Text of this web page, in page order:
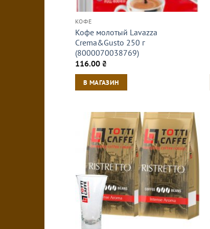
КОФЕ
Кофе молотый Lavazza
Crema&Gusto 250 г
(8000070038769)
116.00 ₴
В МАГАЗИН